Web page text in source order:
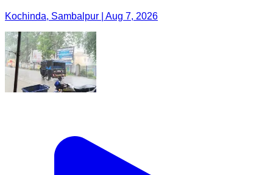
Kochinda, Sambalpur | Aug 7, 2026